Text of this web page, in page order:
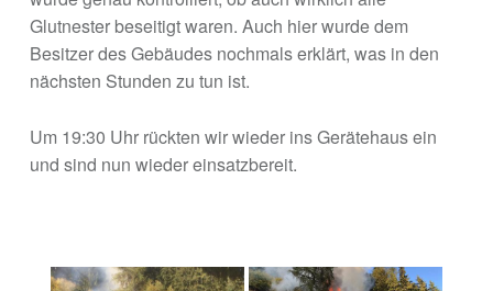
Glutnester beseitigt waren. Auch hier wurde dem
Besitzer des Gebäudes nochmals erklärt, was in den
nächsten Stunden zu tun ist.
Um 19:30 Uhr rückten wir wieder ins Gerätehaus ein
und sind nun wieder einsatzbereit.